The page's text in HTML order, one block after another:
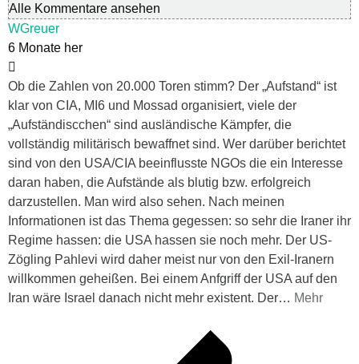
Alle Kommentare ansehen
WGreuer
6 Monate her
Ob die Zahlen von 20.000 Toren stimm? Der „Aufstand“ ist
klar von CIA, MI6 und Mossad organisiert, viele der
„Aufständiscchen“ sind ausländische Kämpfer, die
vollständig militärisch bewaffnet sind. Wer darüber berichtet
sind von den USA/CIA beeinflusste NGOs die ein Interesse
daran haben, die Aufstände als blutig bzw. erfolgreich
darzustellen. Man wird also sehen. Nach meinen
Informationen ist das Thema gegessen: so sehr die Iraner ihr
Regime hassen: die USA hassen sie noch mehr. Der US-
Zögling Pahlevi wird daher meist nur von den Exil-Iranern
willkommen geheißen. Bei einem Anfgriff der USA auf den
Iran wäre Israel danach nicht mehr existent. Der… Mehr